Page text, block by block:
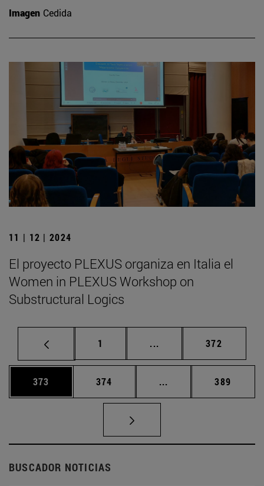
Imagen Cedida
11 | 12 | 2024
El proyecto PLEXUS organiza en Italia el
Women in PLEXUS Workshop on
Substructural Logics
Página
1 ... Páginas intermedias
Página
372
Página
373 Página
374 ... Páginas intermedias
Página
389
BUSCADOR NOTICIAS